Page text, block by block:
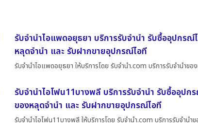
รับจำนำไอแพดอยุธยา บริการรับจำนำ รับซื้ออุปกรณ์
หลุดจำนำ และ รับฝากขายอุปกรณ์ไอที
รับจำนำไอแพดอยุธยา ให้บริการโดย รับจํานํา.com บริการรับจำนำขอ
รับจำนำไอโฟน11บางพลี บริการรับจำนำ รับซื้ออุปก
ของหลุดจำนำ และ รับฝากขายอุปกรณ์ไอที
รับจำนำไอโฟน11บางพลี ให้บริการโดย รับจํานํา.com บริการรับจำนำ